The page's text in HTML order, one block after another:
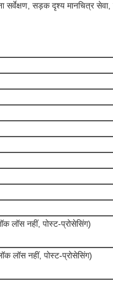
सर्वेक्षण, सड़क दृश्य मानचित्र
लॉस नहीं, पोस्ट-प्रोसेसिंग)
लॉस नहीं, पोस्ट-प्रोसेसिंग)